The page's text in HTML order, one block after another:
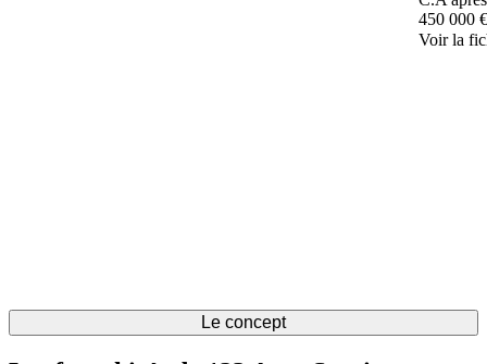
450 000 €
Voir la
Le concept